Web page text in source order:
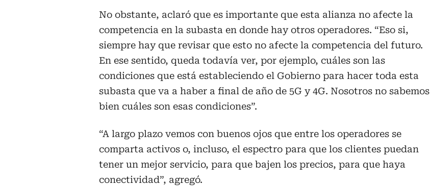
No obstante, aclaró que es importante que esta alianza no afecte la
competencia en la subasta en donde hay otros operadores. “Eso si,
siempre hay que revisar que esto no afecte la competencia del futuro.
En ese sentido, queda todavía ver, por ejemplo, cuáles son las
condiciones que está estableciendo el Gobierno para hacer toda esta
subasta que va a haber a final de año de 5G y 4G. Nosotros no sabemos
bien cuáles son esas condiciones”.
“A largo plazo vemos con buenos ojos que entre los operadores se
comparta activos o, incluso, el espectro para que los clientes puedan
tener un mejor servicio, para que bajen los precios, para que haya
conectividad”, agregó.